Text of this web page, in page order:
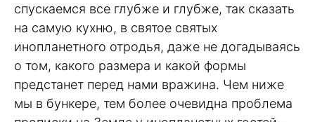
спускаемся все глубже и глубже, так сказать
на самую кухню, в святое святых
инопланетного отродья, даже не догадываясь
о том, какого размера и какой формы
предстанет перед нами вражина. Чем ниже
мы в бункере, тем более очевидна проблема